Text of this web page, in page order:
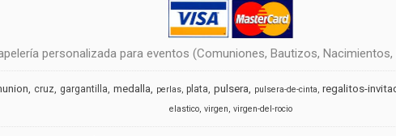
personalizada para eventos (Comuniones, Bautizos,
cruz gargantilla medalla perlas plata pulsera pulsera-de-cinta regalitos-
elastico virgen virgen-del-rocio